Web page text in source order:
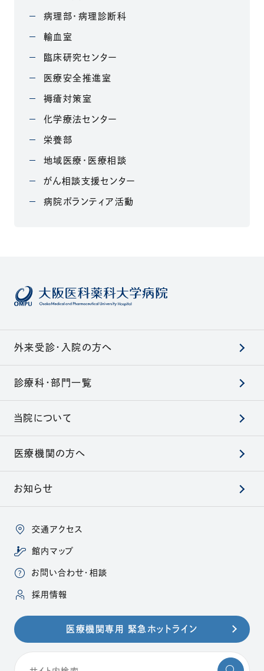
病理部・病理診断科
輸血室
臨床研究センター
医療安全推進室
褥瘡対策室
化学療法センター
栄養部
地域医療・医療相談
がん相談支援センター
病院ボランティア活動
外来受診・入院の方へ
診療科・部門一覧
当院について
医療機関の方へ
お知らせ
交通アクセス
館内マップ
お問い合わせ・相談
採用情報
医療機関専用 緊急ホットライン